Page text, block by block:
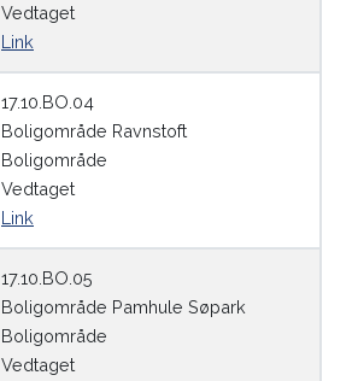
Vedtaget
Link
17.10.BO.04
Boligområde Ravnstoft
Boligområde
Vedtaget
Link
17.10.BO.05
Boligområde Pamhule Søpark
Boligområde
Vedtaget